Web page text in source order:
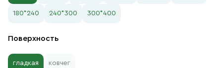
180*240 240*300 300*400
Поверхность
гладкая ковчег